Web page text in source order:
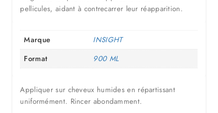
pellicules, aidant à contrecarrer leur réapparition.
Marque
INSIGHT
Format
900 ML
Appliquer sur cheveux humides en répartissant
uniformément. Rincer abondamment.